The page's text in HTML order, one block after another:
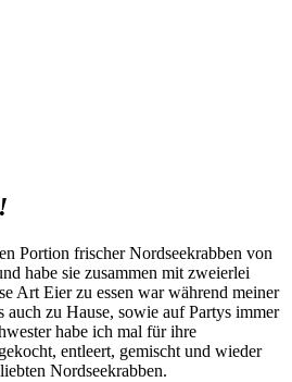
Portion frischer Nordseekrabben von
habe sie zusammen mit zweierlei
Art Eier zu essen war während meiner
zu Hause, sowie auf Partys immer
habe ich mal für ihre
entleert, gemischt und wieder
Nordseekrabben.